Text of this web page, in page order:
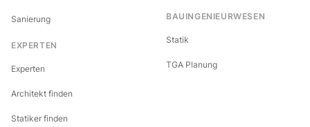
Sanierung
EXPERTEN
Experten
Architekt finden
Statiker finden
BAUINGENIEURWESEN
Statik
TGA Planung